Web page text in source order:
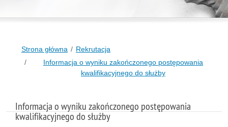
Strona główna
Rekrutacja
Informacja o wyniku zakończonego postępowania
kwalifikacyjnego do służby
Informacja o wyniku zakończonego postępowania
kwalifikacyjnego do służby